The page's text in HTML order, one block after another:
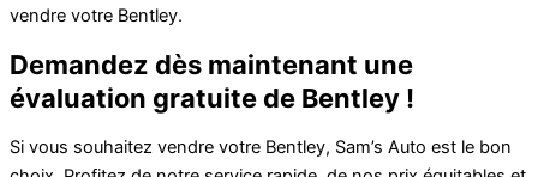
vendre votre Bentley.
Demandez dès maintenant une
évaluation gratuite de Bentley !
Si vous souhaitez vendre votre Bentley, Sam’s Auto est le bon